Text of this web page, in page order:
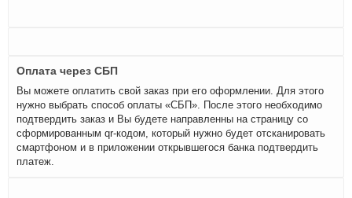
Оплата через СБП
Вы можете оплатить свой заказ при его оформлении. Для этого
нужно выбрать способ оплаты «СБП». После этого необходимо
подтвердить заказ и Вы будете направленны на страницу со
сформированным qr-кодом, который нужно будет отсканировать
смартфоном и в приложении открывшегося банка подтвердить
платеж.